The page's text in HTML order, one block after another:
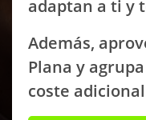
adaptan a ti y
Además,
Plana y
coste